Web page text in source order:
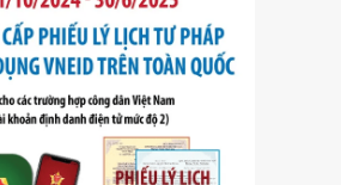
292/2026/NĐ-CP
định số 292/2026/NĐ-CP
phủ: Quy định chi tiết một
biện pháp để tổ chức,
thi hành Luật Quản lý
hành: 21/07/2026